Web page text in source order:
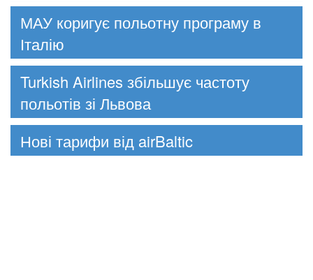
МАУ коригує польотну програму в
Італію
Turkish Airlines збільшує частоту
польотів зі Львова
Нові тарифи від airBaltic